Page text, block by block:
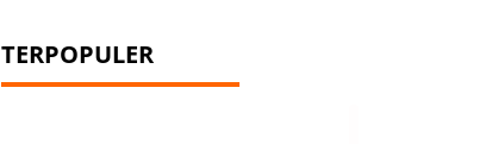
TERPOPULER